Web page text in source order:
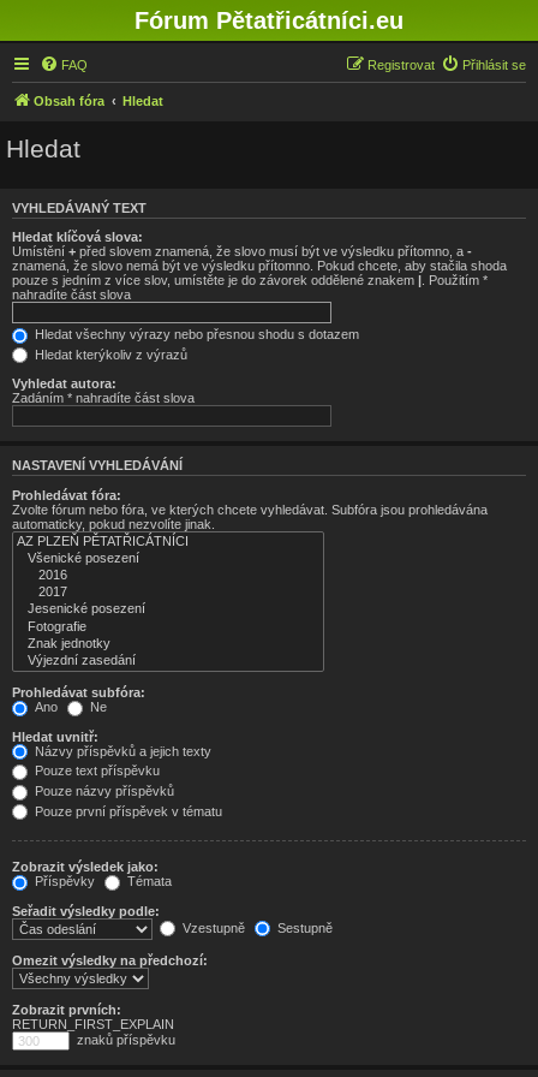
Fórum Pětatřicátníci.eu
FAQ Přihlásit se
Registrovat
Obsah fóra Hledat
Hledat
VYHLEDÁVANÝ TEXT
Hledat klíčová slova:
Umístění + před slovem znamená, že slovo musí být ve výsledku přítomno, a -
znamená, že slovo nemá být ve výsledku přítomno. Pokud chcete, aby stačila shoda
pouze s jedním z více slov, umístěte je do závorek oddělené znakem | . Použitím *
nahradíte část slova
Hledat všechny výrazy nebo přesnou shodu s dotazem
Hledat kterýkoliv z výrazů
Vyhledat autora:
Zadáním * nahradíte část slova
NASTAVENÍ VYHLEDÁVÁNÍ
Prohledávat fóra:
Zvolte fórum nebo fóra, ve kterých chcete vyhledávat. Subfóra jsou prohledávána
automaticky, pokud nezvolíte jinak.
Prohledávat subfóra:
Ano
Ne
Hledat uvnitř:
Názvy příspěvků a jejich texty
Pouze text příspěvku
Pouze názvy příspěvků
Pouze první příspěvek v tématu
Zobrazit výsledek jako:
Příspěvky
Témata
Seřadit výsledky podle:
Vzestupně
Sestupně
Omezit výsledky na předchozí:
Zobrazit prvních:
RETURN_FIRST_EXPLAIN
znaků příspěvku